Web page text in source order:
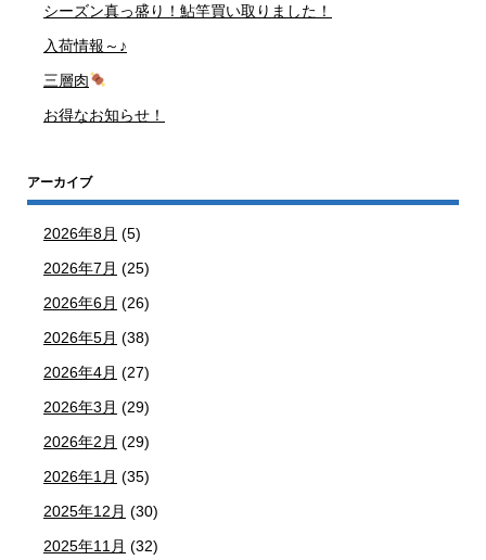
シーズン真っ盛り！鮎竿買い取りました！
入荷情報～♪
三層肉
お得なお知らせ！
アーカイブ
2026年8月 (5)
2026年7月 (25)
2026年6月 (26)
2026年5月 (38)
2026年4月 (27)
2026年3月 (29)
2026年2月 (29)
2026年1月 (35)
2025年12月 (30)
2025年11月 (32)